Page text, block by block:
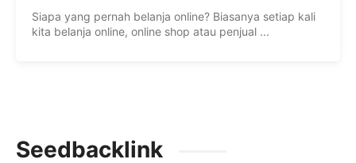
Siapa yang pernah belanja online? Biasanya setiap kali
kita belanja online, online shop atau penjual ...
Seedbacklink